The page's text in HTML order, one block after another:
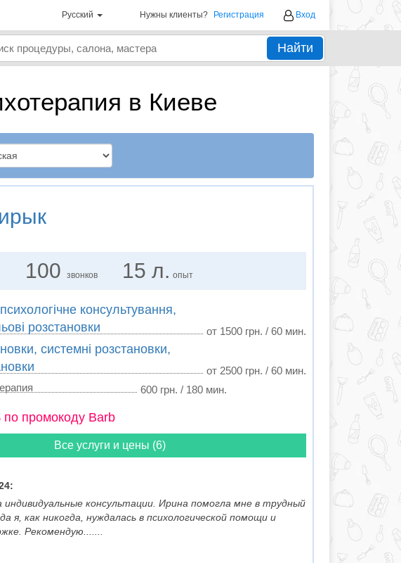
Русский Нужны клиенты? Регистрация Вход
Найти
в Киеве
100звонков 15 л. опыт
консультування,
розстановки
от 1500 грн. / 60 мин.
системні розстановки,
от 2500 грн. / 60 мин.
600 грн. / 180 мин.
по промокоду Barb
Все услуги и цены (6)
индивидуальные консультации. Ирина помогла мне в трудный
я, как никогда, нуждалась в психологической помощи и
Рекомендую.......